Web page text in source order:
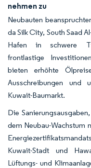
nehmen zu
Neubauten
da Silk City, South Saad
Hafen in schwere
frontlastige
bieten erhöhte
Ausschreibungen und
Kuwait-Baumarkt.
Die
dem Neubau-Wachstum
Kuwait-Stadt und
Lüftungs- und